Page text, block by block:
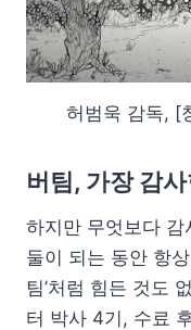
허범욱 감독, [
버팀, 가장 감
하지만 무엇보다
둘이 되는 동안 항
팀’처럼 힘든 것도
터 박사 4기, 수료